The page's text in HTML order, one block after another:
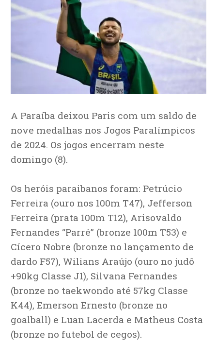
A Paraíba deixou Paris com um saldo de
nove medalhas nos Jogos Paralímpicos
de 2024. Os jogos encerram neste
domingo (8).
Os heróis paraibanos foram: Petrúcio
Ferreira (ouro nos 100m T47), Jefferson
Ferreira (prata 100m T12), Arisovaldo
Fernandes “Parré” (bronze 100m T53) e
Cícero Nobre (bronze no lançamento de
dardo F57), Wilians Araújo (ouro no judô
+90kg Classe J1), Silvana Fernandes
(bronze no taekwondo até 57kg Classe
K44), Emerson Ernesto (bronze no
goalball) e Luan Lacerda e Matheus Costa
(bronze no futebol de cegos).